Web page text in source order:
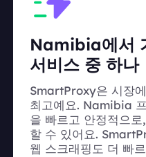
Namibia에서
서비스 중 하나
SmartProxy은 시장
최고예요. Namibia
을 빠르고 안정적으
할 수 있어요.
웹 스크래핑도 더 빠